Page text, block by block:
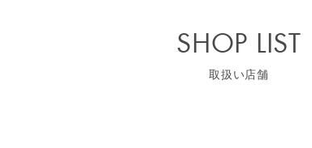
SHOP LIST
取扱い店舗